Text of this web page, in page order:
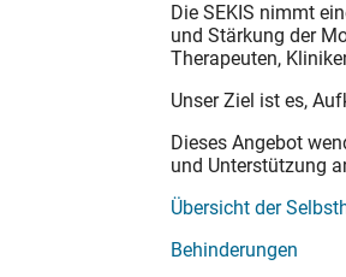
Die SEKIS nimmt
und Stärkung der
Therapeuten,
Unser Ziel ist es,
Dieses Angebot
und Unterstützung
Übersicht der
Behinderungen